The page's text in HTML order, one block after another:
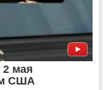
2 мая
США